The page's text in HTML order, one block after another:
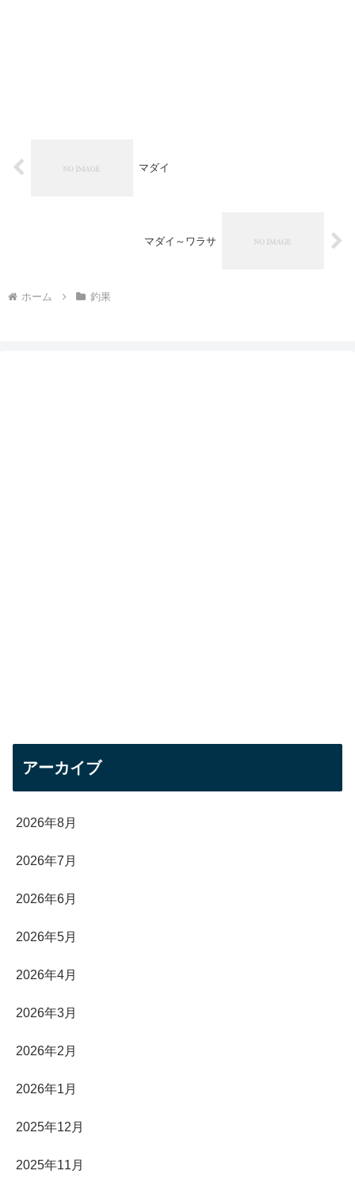
マダイ
マダイ～ワラサ
ホーム 釣果
アーカイブ
2026年8月
2026年7月
2026年6月
2026年5月
2026年4月
2026年3月
2026年2月
2026年1月
2025年12月
2025年11月